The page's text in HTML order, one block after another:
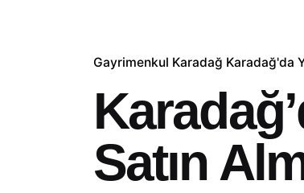
Gayrimenkul Karadağ Karadağ'da
Satın